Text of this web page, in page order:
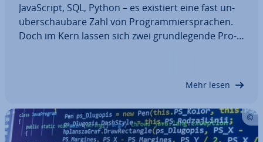
Ja­va­Script, SQL, Python – es existiert eine fast un­
über­schau­ba­re Zahl von Pro­gram­mier­spra­chen.
Doch im Kern lassen sich zwei grund­le­gen­de Pro­
Mehr lesen